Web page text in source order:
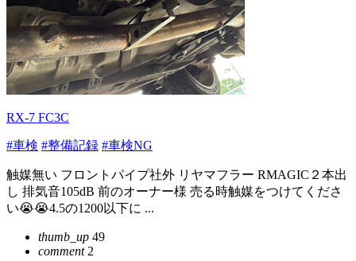
RX-7 FC3C
#車検 #整備記録 #車検NG
触媒無い フロントパイプ社外 リヤマフラー RMAGIC２本出
し 排気音105dB 前のオーナー様 売る時触媒をつけてくださ
い😭😭4.5の1200以下に ...
thumb_up 49
comment2